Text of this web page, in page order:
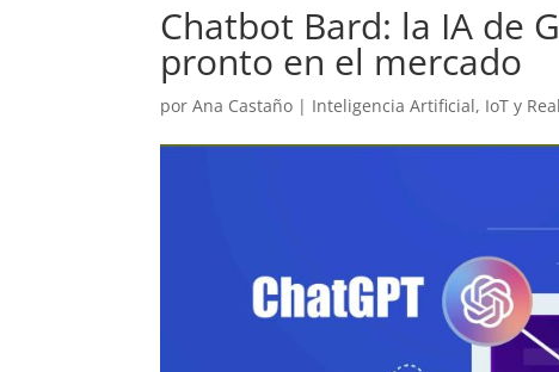
Chatbot Bard: la IA de
pronto en el mercado
porAna Castaño | Inteligencia Artificial, IoT y